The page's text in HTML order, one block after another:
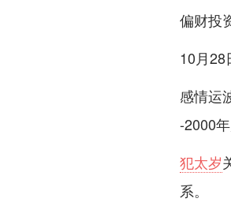
偏财投
10月28
感情运
-2000
犯太岁
系。